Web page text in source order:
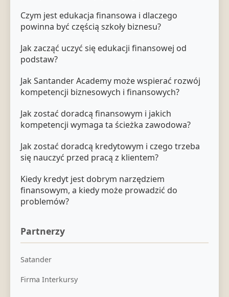
Czym jest edukacja finansowa i dlaczego
powinna być częścią szkoły biznesu?
Jak zacząć uczyć się edukacji finansowej od
podstaw?
Jak Santander Academy może wspierać rozwój
kompetencji biznesowych i finansowych?
Jak zostać doradcą finansowym i jakich
kompetencji wymaga ta ścieżka zawodowa?
Jak zostać doradcą kredytowym i czego trzeba
się nauczyć przed pracą z klientem?
Kiedy kredyt jest dobrym narzędziem
finansowym, a kiedy może prowadzić do
problemów?
Partnerzy
Satander
Firma Interkursy